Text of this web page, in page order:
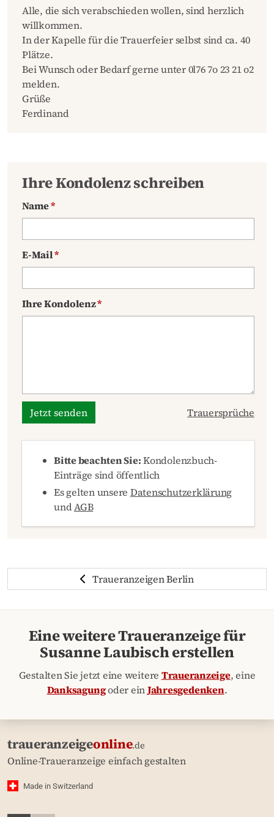
Alle, die sich verabschieden wollen, sind herzlich
willkommen.
In der Kapelle für die Trauerfeier selbst sind ca. 40
Plätze.
Bei Wunsch oder Bedarf gerne unter 0l76 7o 23 21 o2
melden.
Grüße
Ferdinand
Ihre Kondolenz schreiben
Name*
E-Mail*
Ihre Kondolenz*
Jetzt senden Trauersprüche
Bitte beachten Sie:Kondolenzbuch-
Einträge sind öffentlich
Es gelten unsere Datenschutzerklärung
undAGB
Traueranzeigen Berlin
Eine weitere Traueranzeige für
Susanne Laubisch erstellen
Gestalten Sie jetzt eine weitere Traueranzeige, eine
Danksagungoder einJahresgedenken.
traueranzeigeonline.de
Online-Traueranzeige einfach gestalten
Made in Switzerland